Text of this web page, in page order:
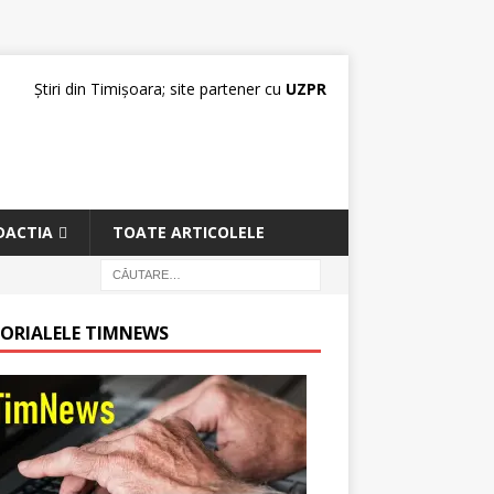
Știri din Timișoara; site partener cu UZPR
TOATE ARTICOLELE
TIMNEWS